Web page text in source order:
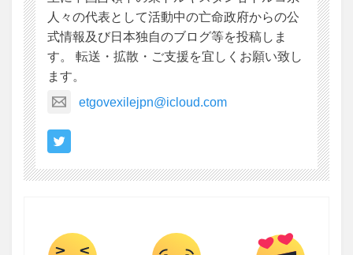
人々の代表として活動中の亡命政府からの公
式情報及び日本独自のブログ等を投稿しま
す。 転送・拡散・ご支援を宜しくお願い致し
ます。
etgovexilejpn@icloud.com